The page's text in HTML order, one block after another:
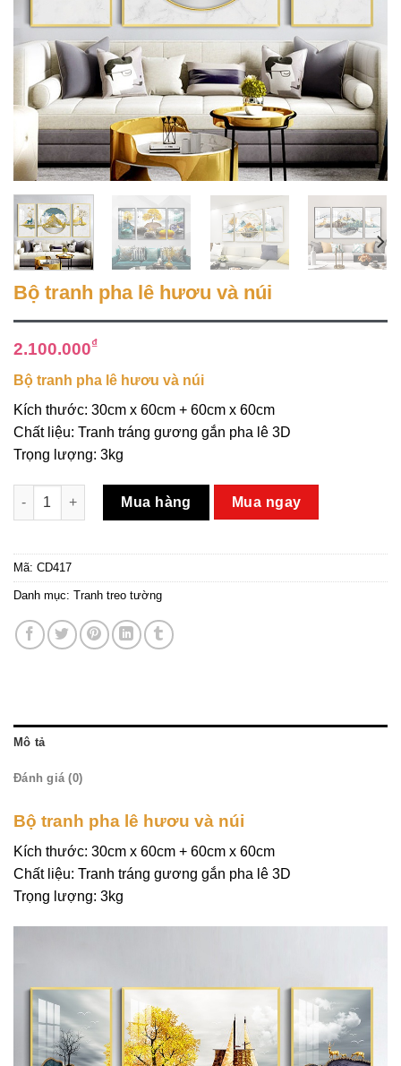
Bộ tranh pha lê hươu và núi
2.100.000₫
Bộ tranh pha lê hươu và núi
Kích thước: 30cm x 60cm + 60cm x 60cm
Chất liệu: Tranh tráng gương gắn pha lê 3D
Trọng lượng: 3kg
Bộ tranh pha lê hươu và núi số lượng
Mua hàng Mua ngay
Mã: CD417
Danh mục: Tranh treo tường
Mô tả
Đánh giá (0)
Bộ tranh pha lê hươu và núi
Kích thước: 30cm x 60cm + 60cm x 60cm
Chất liệu: Tranh tráng gương gắn pha lê 3D
Trọng lượng: 3kg